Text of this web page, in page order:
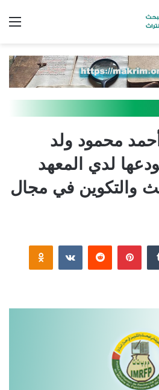
محمود ولد
لدي المعهد
والتكوين في مجال
بينتيريست